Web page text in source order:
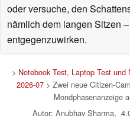
oder versuche, den
nämlich dem langen Sitzen
entgegenzuwirken.
> Notebook Test, Laptop Test und
2026-07 > Zwei neue Citizen-
Mondphasenanzeige
Autor: Anubhav Sharma,